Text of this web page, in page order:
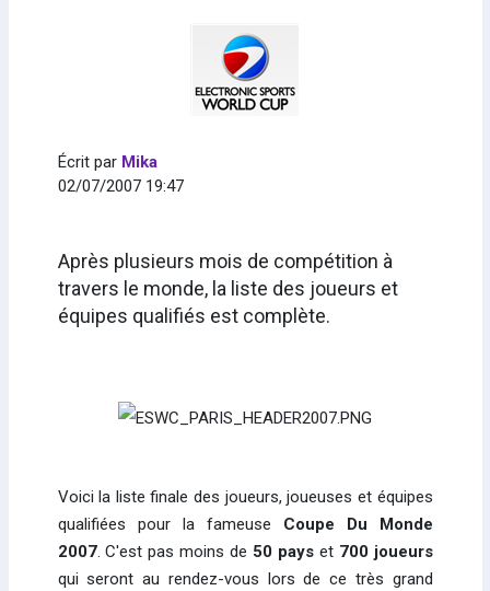
Écrit par Mika
02/07/2007 19:47
Après plusieurs mois de compétition à
travers le monde, la liste des joueurs et
équipes qualifiés est complète.
Voici la liste finale des joueurs, joueuses et équipes
qualifiées pour la fameuse Coupe Du Monde
2007. C'est pas moins de 50 payset 700 joueurs
qui seront au rendez-vous lors de ce très grand